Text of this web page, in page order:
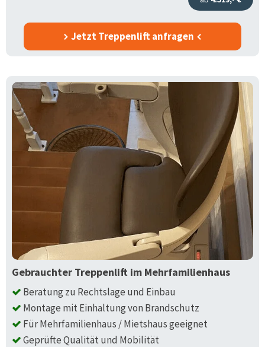
Jetzt Treppenlift anfragen
Gebrauchter Treppenlift im Mehrfamilienhaus
Beratung zu Rechtslage und Einbau
Montage mit Einhaltung von Brandschutz
Für Mehrfamilienhaus / Mietshaus geeignet
Geprüfte Qualität und Mobilität